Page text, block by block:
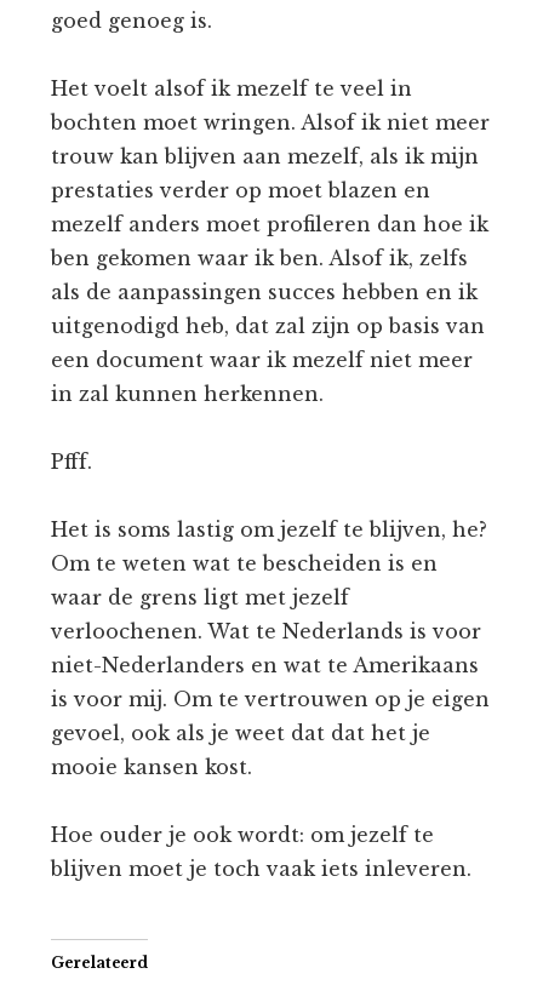
goed genoeg is.
Het voelt alsof ik mezelf te veel in
bochten moet wringen. Alsof ik niet meer
trouw kan blijven aan mezelf, als ik mijn
prestaties verder op moet blazen en
mezelf anders moet profileren dan hoe ik
ben gekomen waar ik ben. Alsof ik, zelfs
als de aanpassingen succes hebben en ik
uitgenodigd heb, dat zal zijn op basis van
een document waar ik mezelf niet meer
in zal kunnen herkennen.
Pfff.
Het is soms lastig om jezelf te blijven, he?
Om te weten wat te bescheiden is en
waar de grens ligt met jezelf
verloochenen. Wat te Nederlands is voor
niet-Nederlanders en wat te Amerikaans
is voor mij. Om te vertrouwen op je eigen
gevoel, ook als je weet dat dat het je
mooie kansen kost.
Hoe ouder je ook wordt: om jezelf te
blijven moet je toch vaak iets inleveren.
Gerelateerd